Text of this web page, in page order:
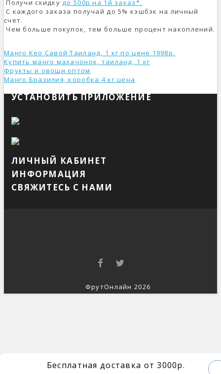
Бесплатная доставка от 3000р.
Получи скидкудо 500р на 1й заказ*.
С каждого заказа получай до 5% кэшбэк на личный
счет.
Чем больше покупок, тем больше процент накоплений.
Манго Кео Савой Таиланд, 1 кг по цене 1998р.
Купить манго махачонок, таиланд, 1 кг
Фрукты и овощи оптом
Манго Бразилия, коробка 4 кг ценa
УСТАНОВИТЬ ПРИЛОЖЕНИЕ
ЛИЧНЫЙ КАБИНЕТ
ИНФОРМАЦИЯ
СВЯЖИТЕСЬ С НАМИ
ФрутОнлайн 2026